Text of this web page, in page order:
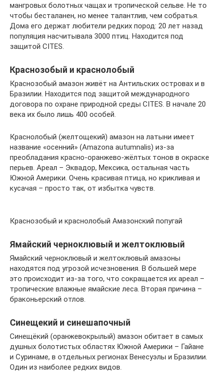
мангровых болотных чащах и тропической сельве. Не то
чтобы бесталанен, но менее талантлив, чем собратья.
Дома его держат любители редких пород: 20 лет назад
популяция насчитывала 3000 птиц. Находится под
защитой CITES.
Краснозобый и краснолобый
Краснозобый амазон живёт на Антильских островах и в
Бразилии. Находится под защитой международного
договора по охране природной среды CITES. В начале 20
века их было лишь 400 особей.
Краснолобый (желтощекий) амазон на латыни имеет
название «осенний» (Amazona autumnalis) из-за
преобладания красно-оранжево-жёлтых тонов в окраске
перьев. Ареал – Эквадор, Мексика, остальная часть
Южной Америки. Очень красивая птица, но крикливая и
кусачая – просто так, от избытка чувств.
Краснозобый и краснолобый Амазонский попугай
Ямайский черноклювый и желтоклювый
Ямайский черноклювый и желтоклювый амазоны
находятся под угрозой исчезновения. В большей мере
это происходит из-за того, что сокращается их ареал –
тропические влажные ямайские леса. Вторая причина –
браконьерский отлов.
Синещекий и синешапочный
Синещёкий (оранжевокрылый) амазон обитает в самых
душных болотистых областях Южной Америки – Гайане
и Суринаме, в отдельных регионах Венесуэлы и Бразилии.
Один из наиболее редких видов.